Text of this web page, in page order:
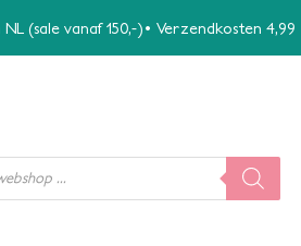
(sale vanaf 150,-)• Verzendkosten 4,99